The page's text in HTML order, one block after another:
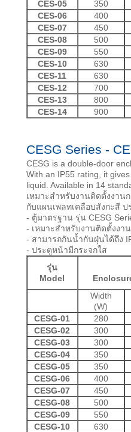
CES-05
350
CES-06
400
CES-07
450
CES-08
500
CES-09
550
CES-10
630
CES-11
630
CES-12
700
CES-13
800
CES-14
900
CESG Series -
CESG is a double-door
With an IP55 rating, it
liquid. Available in 14
เหมาะสำหรับงานติดตั้งงาน
กับแผนเพลทเคลือบสังกะสี
- ตู้มาตรฐาน รุ่น CESG
- เหมาะสำหรับงานติดตั้งงา
- สามารถกันน้ำกันฝุ่นได้ถึง
- ประตูหน้ามีกระจกใส
รุ่น
Model
Width
(W)
CESG-01
280
CESG-02
300
CESG-03
300
CESG-04
350
CESG-05
350
CESG-06
400
CESG-07
450
CESG-08
500
CESG-09
550
CESG-10
630